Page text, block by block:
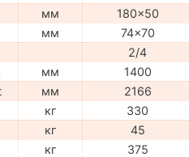
мм
180x50
мм
74x70
2/4
мм
1400
мм
2166
кг
330
кг
45
кг 375